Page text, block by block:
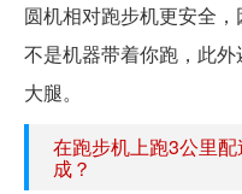
圆机相对跑步机更安全
不是机器带着你跑，此
大腿。
在跑步机上跑3公里
成？